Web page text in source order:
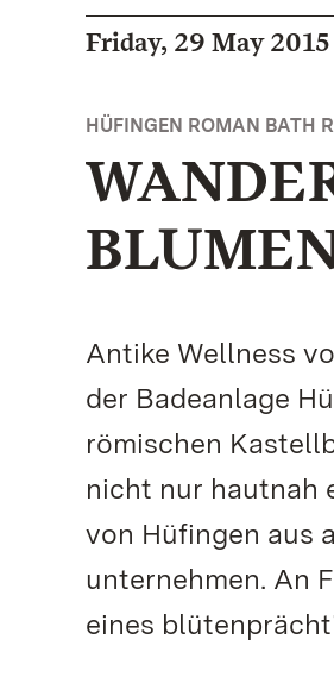
Friday, 29 May 2015
HÜFINGEN ROMAN BATH
Antike Wellness
der Badeanlage
römischen
nicht nur hautnah
von Hüfingen aus
unternehmen. An
eines